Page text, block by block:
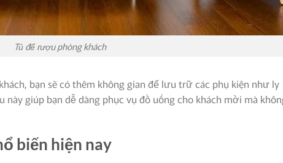
Tủ để rượu phòng khách
bạn sẽ có thêm không gian để lưu trữ các phụ kiện như ly
này giúp bạn dễ dàng phục vụ đồ uống cho khách mời mà
biến hiện nay